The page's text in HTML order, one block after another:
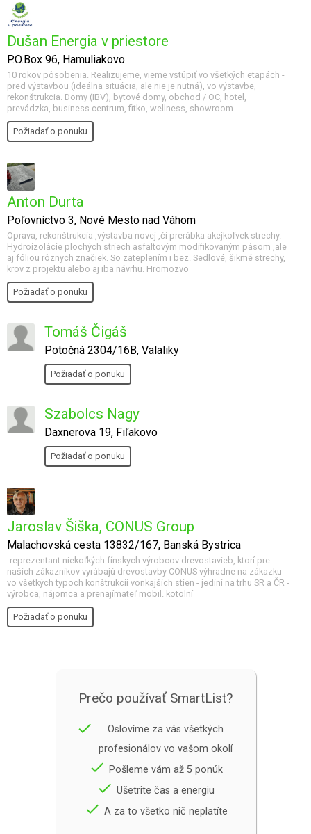
Dušan Energia v priestore
P.O.Box 96, Hamuliakovo
10 rokov pôsobenia. Realizujeme, vieme vstúpiť vo všetkých etapách -
pred výstavbou (ideálna situácia, ale nie je nutná), vo výstavbe,
rekonštrukcia. Domy (IBV), bytové domy, obchod / OC, hotel,
prevádzka, business centrum, fitko, wellness, showroom...
Požiadať o ponuku
Anton Durta
Poľovníctvo 3, Nové Mesto nad Váhom
Oprava, rekonštrukcia ,výstavba novej ,či prerábka akejkoľvek strechy.
Hydroizolácie plochých striech asfaltovým modifikovaným pásom ,ale
aj fóliou rôznych značiek. So zateplením i bez. Sedlové, šikmé strechy,
krov z projektu alebo aj iba návrhu. Hromozvo
Požiadať o ponuku
Tomáš Čigáš
Potočná 2304/16B, Valaliky
Požiadať o ponuku
Szabolcs Nagy
Daxnerova 19, Fiľakovo
Požiadať o ponuku
Jaroslav Šiška, CONUS Group
Malachovská cesta 13832/167, Banská Bystrica
-reprezentant niekoľkých fínskych výrobcov drevostavieb, ktorí pre
našich zákazníkov vyrábajú drevostavby CONUS výhradne na zákazku
vo všetkých typoch konštrukcií vonkajších stien - jediní na trhu SR a ČR -
výrobca, nájomca a prenajímateľ mobil. kotolní
Požiadať o ponuku
Prečo používať SmartList?
done
Oslovíme za vás všetkých
profesionálov vo vašom okolí
done Pošleme vám až 5 ponúk
done Ušetrite čas a energiu
done A za to všetko nič neplatíte